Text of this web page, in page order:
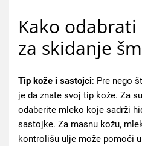
Kako
za skidanje
Tip kože i sastojci: Pre nego
je da znate svoj tip kože. Za
odaberite mleko koje sadrži
sastojke. Za masnu kožu,
kontrolišu ulje može pomoći